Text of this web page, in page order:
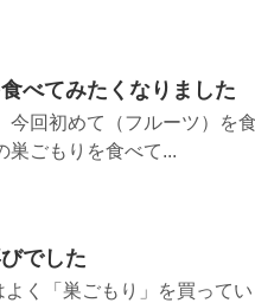
べてみたくなりました
今回初めて（フルーツ）を
巣ごもりを食べて...
でした
く「巣ごもり」を買って